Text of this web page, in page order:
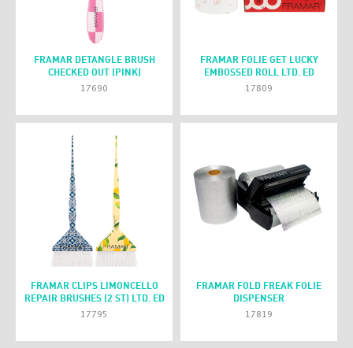
FRAMAR DETANGLE BRUSH
CHECKED OUT (PINK)
17690
FRAMAR FOLIE GET LUCKY
EMBOSSED ROLL LTD. ED
17809
FRAMAR CLIPS LIMONCELLO
REPAIR BRUSHES (2 ST) LTD. ED
17795
FRAMAR FOLD FREAK FOLIE
DISPENSER
17819